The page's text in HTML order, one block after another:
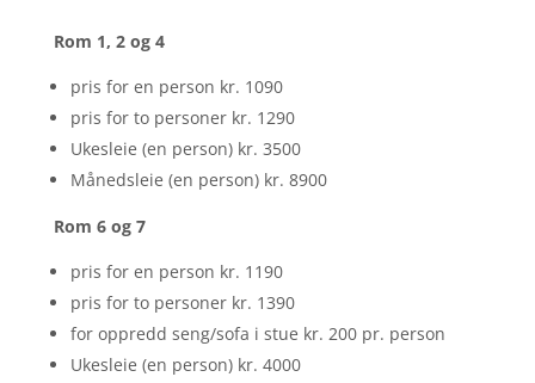
Rom 1, 2 og 4
pris for en person kr. 1090
pris for to personer kr. 1290
Ukesleie (en person) kr. 3500
Månedsleie (en person) kr. 8900
Rom 6 og 7
pris for en person kr. 1190
pris for to personer kr. 1390
for oppredd seng/sofa i stue kr. 200 pr. person
Ukesleie (en person) kr. 4000